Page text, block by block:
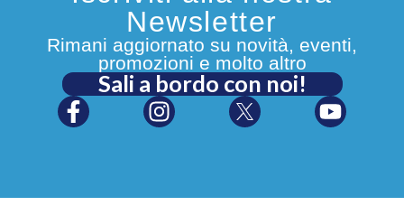
Newsletter
Rimani aggiornato su novità, eventi,
promozioni e molto altro
Sali a bordo con noi!